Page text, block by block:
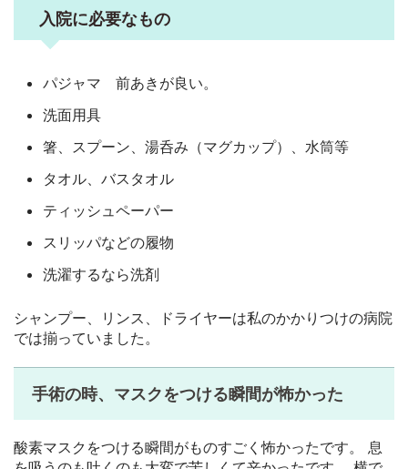
入院に必要なもの
パジャマ 前あきが良い。
洗面用具
箸、スプーン、湯呑み（マグカップ）、水筒等
タオル、バスタオル
ティッシュペーパー
スリッパなどの履物
洗濯するなら洗剤
シャンプー、リンス、ドライヤーは私のかかりつけの病院
では揃っていました。
手術の時、マスクをつける瞬間が怖かった
酸素マスクをつける瞬間がものすごく怖かったです。 息